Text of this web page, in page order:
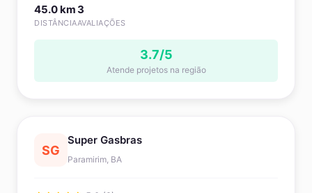
45.0 km
DISTÂNCIA
3
AVALIAÇÕES
3.7/5
Atende projetos na região
SG
Super Gasbras
Paramirim, BA